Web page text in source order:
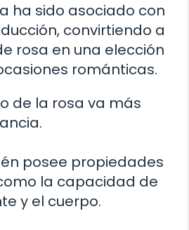
ha sido asociado con
convirtiendo a
rosa en una elección
románticas.
de la rosa va más
posee propiedades
la capacidad de
y el cuerpo.